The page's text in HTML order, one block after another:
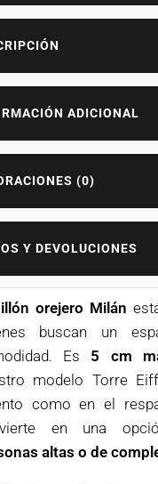
ADICIONAL
(0)
Y DEVOLUCIONES
orejero Milán
buscan un
Es 5 cm
modelo Torre
como en el
en una
altas o de